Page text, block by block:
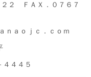
２２ ＦＡＸ．０７６７
ｎａｏｊｃ．ｃｏｍ
４４４５